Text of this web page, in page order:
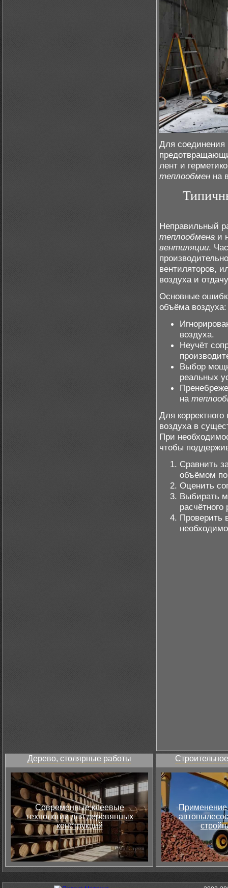
Для
лент и
теплообмен на
Неправильный
теплообмена и
вентиляции.
вентиляторов,
воздуха и
Основные
объёма воздуха:
воздуха.
Неучёт
Выбор
реальных
на
Для
воздуха в
При
чтобы
Сравнить
объёмом
Оценить
Выбирать
расчётного
Проверить
Дерево, столярные работы
Современные клеевые
технологии для деревянных
конструкций
Применение